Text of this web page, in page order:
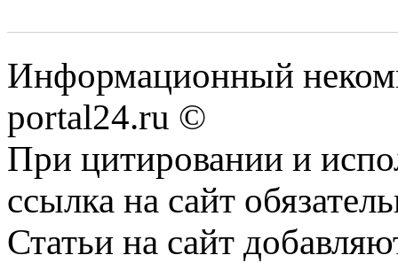
Информационный
portal24.ru ©
При цитировании и
ссылка на сайт
Статьи на сайт